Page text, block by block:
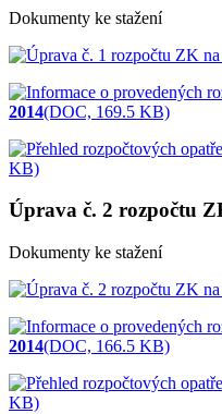
Dokumenty ke stažení
2014(DOC, 169.5 KB)
KB)
Úprava č. 2 rozpočtu
Dokumenty ke stažení
2014(DOC, 166.5 KB)
KB)